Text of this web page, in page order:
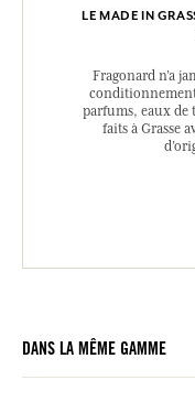
LE MADE IN
Fragonard n’a
parfums, eaux de
faits à Grasse
DANS LA MÊME GAMME